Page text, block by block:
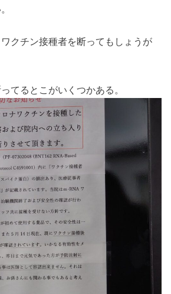
クチン接種者を断ってもしょうが
てるとこがいくつかある。